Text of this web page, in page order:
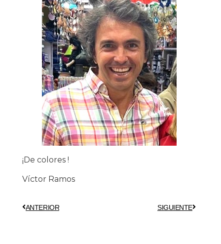
¡De colores !
Víctor Ramos
ANTERIOR SIGUIENTE